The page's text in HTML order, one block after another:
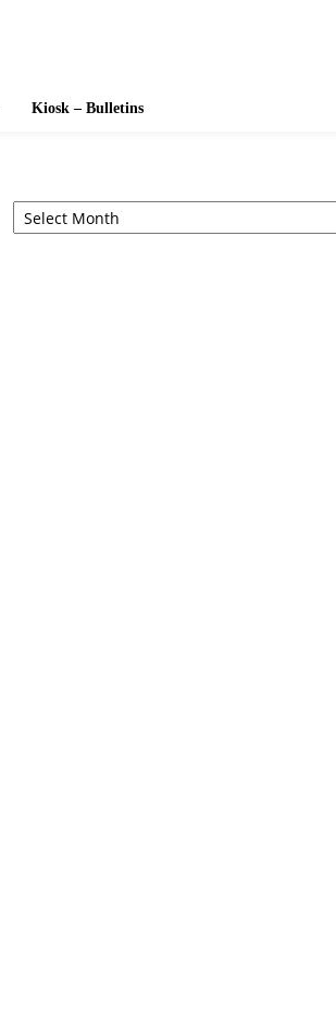
Kiosk – Bulletins
Archives